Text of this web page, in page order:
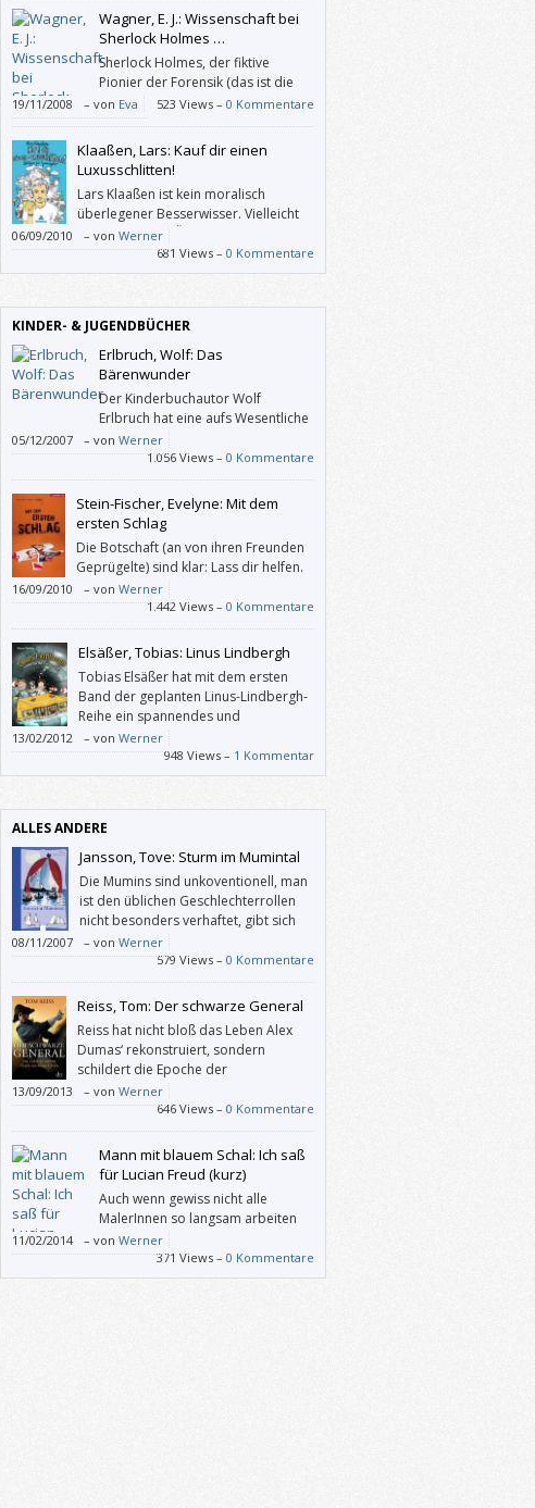
Wagner, E. J.: Wissenschaft bei
Sherlock Holmes …
Sherlock Holmes, der fiktive
Pionier der Forensik (das ist die
Zusammenfassung aller
Arbeitsgebiete, die sich systematisch mit dem
Aufklären, Rekonstruieren und Analysieren von
kriminellen Handlungen beschäftigen), gilt damit
als Vorreiter aller in Romanen, Fernsehserien
und Filmen heutzutage so beliebten
ErmittlerInnen.
19/11/2008 – von Eva 523 Views – 0 Kommentare
Klaaßen, Lars: Kauf dir einen
Luxusschlitten!
Lars Klaaßen ist kein moralisch
überlegener Besserwisser. Vielleicht
wird man seine Ökotipps deshalb
eher beherzigen.
06/09/2010 – von Werner
681 Views – 0 Kommentare
KINDER- & JUGENDBÜCHER
Erlbruch, Wolf: Das
Bärenwunder
Der Kinderbuchautor Wolf
Erlbruch hat eine aufs Wesentliche
reduzierte Art zu schreiben und er
zeichnet wunderbar knapp an der Realität
vorbei.
05/12/2007 – von Werner
1.056 Views – 0 Kommentare
Stein-Fischer, Evelyne: Mit dem
ersten Schlag
Die Botschaft (an von ihren Freunden
Geprügelte) sind klar: Lass dir helfen.
Und werde es nicht leid, deine Hilfe
anzubieten.
16/09/2010 – von Werner
1.442 Views – 0 Kommentare
Elsäßer, Tobias: Linus Lindbergh
Tobias Elsäßer hat mit dem ersten
Band der geplanten Linus-Lindbergh-
Reihe ein spannendes und
fantasievolles Abenteuerbuch
geschrieben, das Lust auf mehr macht.
13/02/2012 – von Werner
948 Views – 1 Kommentar
ALLES ANDERE
Jansson, Tove: Sturm im Mumintal
Die Mumins sind unkoventionell, man
ist den üblichen Geschlechterrollen
nicht besonders verhaftet, gibt sich
Geborgenheit und lebt mehr
anarchisch als bürgerlich, die Erwachsenen sind
auch kindlich und die Kinder zum Teil sehr
erwachsen, und es bereitet Jung wie Alt großes
Vergnügen, in diese Welt einzutauchen, welche
die finnlandschwedische Malerin und
Schriftstellerin Tove Jansson ab 1945 geschaffen
hat.
08/11/2007 – von Werner
579 Views – 0 Kommentare
Reiss, Tom: Der schwarze General
Reiss hat nicht bloß das Leben Alex
Dumas‘ rekonstruiert, sondern
schildert die Epoche der
Französischen Revolution und
Napoleons so kenntnisreich, vorstell- und
verstehbar, dass „Der schwarze General“ auch
Menschen interessieren müsste, denen sowohl
der Soldat als auch sein Schriftsteller-Sohn egal
sind.
13/09/2013 – von Werner
646 Views – 0 Kommentare
Mann mit blauem Schal: Ich saß
für Lucian Freud (kurz)
Auch wenn gewiss nicht alle
MalerInnen so langsam arbeiten
wie Freud, so bekommt man einen
Eindruck davon, was alles hinter einem einzelnen
Pinselstrich liegen kann (und dass es Freud
11/02/2014 – von Werner
371 Views – 0 Kommentare